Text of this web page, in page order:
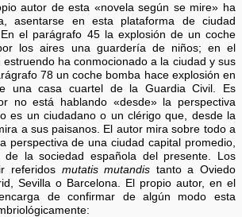
autor de esta «novela según se mire» ha
asentarse en esta plataforma de ciudad
el parágrafo 45 la explosión de un coche
los aires una guardería de niños; en el
ha conmocionado a la ciudad y sus
78 un coche bomba hace explosión en
una casa cuartel de la Guardia Civil. Es
no está hablando «desde» la perspectiva
es un ciudadano o un clérigo que, desde la
a sus paisanos. El autor mira sobre todo a
perspectiva de una ciudad capital promedio,
la sociedad española del presente. Los
referidos mutatis mutandis tanto a Oviedo
Sevilla o Barcelona. El propio autor, en el
de confirmar de algún modo esta